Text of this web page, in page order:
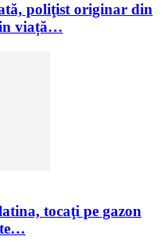
poliţist originar din
viață…
tocaţi pe gazon